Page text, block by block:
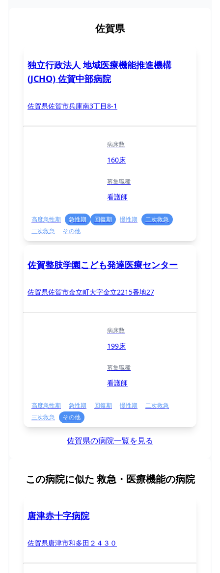
佐賀県
独立行政法人 地域医療機能推進機構
(JCHO) 佐賀中部病院
佐賀県佐賀市兵庫南3丁目8-1
病床数
160床
募集職種
看護師
高度急性期 急性期 回復期 慢性期
二次救急
三次救急
その他
佐賀整肢学園こども発達医療センター
佐賀県佐賀市金立町大字金立2215番地27
病床数
199床
募集職種
看護師
高度急性期 急性期 回復期 慢性期
二次救急
三次救急
その他
佐賀県の病院一覧を見る
この病院に似た 救急・医療機能の病院
唐津赤十字病院
佐賀県唐津市和多田２４３０